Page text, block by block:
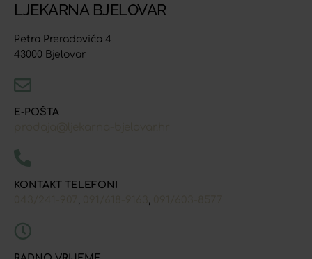
LJEKARNA BJELOVAR
Petra Preradovića 4
43000 Bjelovar
E-POŠTA
KONTAKT TELEFONI
, ,